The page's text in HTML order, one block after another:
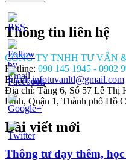
doi-
Thông tin liên hệ
CÔNG TY TNHH TƯ VẤN
Hotline: 090 145 1945 - 0902
Email:infotuvanltl@gmail.com
Địa chỉ: Tầng 6, Số 57 Lê Thị
Bình, Quận 1, Thành phố Hồ
Bài viết mới
Thông tư dạy thêm,